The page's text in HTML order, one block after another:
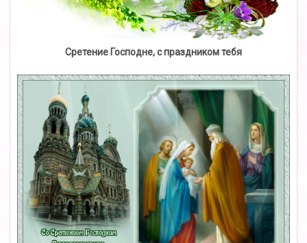
Сретение Господне, с праздником тебя